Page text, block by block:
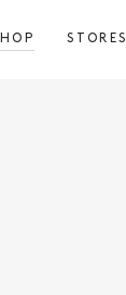
STORES